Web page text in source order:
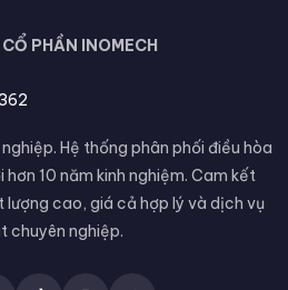
PHẦN INOMECH
Hệ thống phân phối điều hòa
10 năm kinh nghiệm. Cam kết
cao, giá cả hợp lý và dịch vụ
chuyên nghiệp.